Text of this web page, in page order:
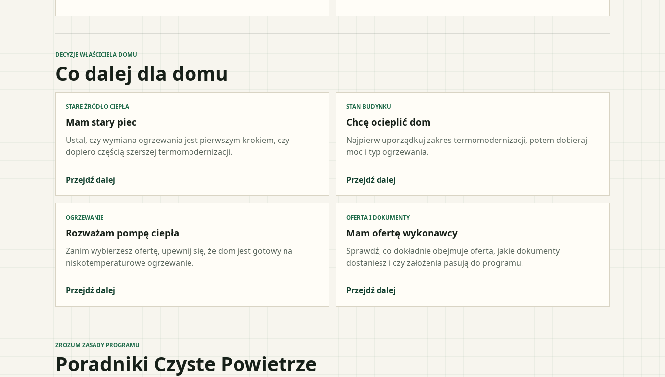
DECYZJE WŁAŚCICIELA DOMU
Co dalej dla domu
STARE ŹRÓDŁO CIEPŁA
Mam stary piec
Ustal, czy wymiana ogrzewania jest pierwszym krokiem, czy
dopiero częścią szerszej termomodernizacji.
Przejdź dalej
STAN BUDYNKU
Chcę ocieplić dom
Najpierw uporządkuj zakres termomodernizacji, potem dobieraj
moc i typ ogrzewania.
Przejdź dalej
OGRZEWANIE
Rozważam pompę ciepła
Zanim wybierzesz ofertę, upewnij się, że dom jest gotowy na
niskotemperaturowe ogrzewanie.
Przejdź dalej
OFERTA I DOKUMENTY
Mam ofertę wykonawcy
Sprawdź, co dokładnie obejmuje oferta, jakie dokumenty
dostaniesz i czy założenia pasują do programu.
Przejdź dalej
ZROZUM ZASADY PROGRAMU
Poradniki Czyste Powietrze